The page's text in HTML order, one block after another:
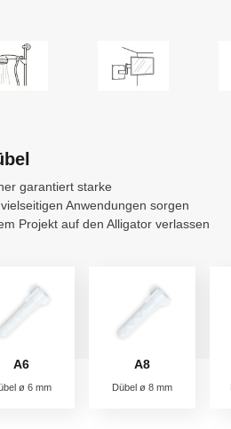
mehrmals ein- und
entsprechen dieser Situation
man sich nicht wünschen, oder?
garantiert starke
Anwendungen sorgen
Projekt auf den Alligator verlassen
A6
ø 6 mm
A8
Dübel ø 8 mm